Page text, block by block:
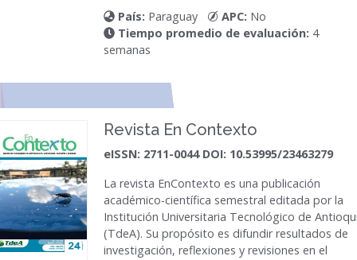
País: Paraguay APC: No
Tiempo promedio de evaluación: 4
semanas
Revista En Contexto
eISSN: 2711-0044 DOI: 10.53995/23463279
La revista EnContexto es una publicación
académico-científica semestral editada por la
Institución Universitaria Tecnológico de
(TdeA). Su propósito es difundir resultados de
investigación, reflexiones y revisiones en el